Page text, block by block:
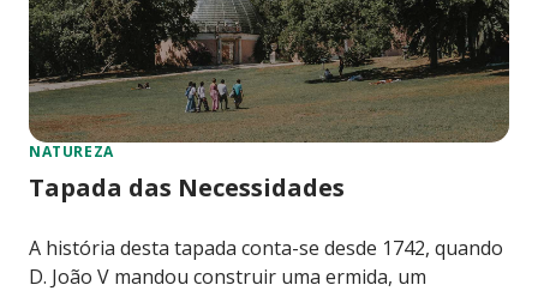
NATUREZA
Tapada das Necessidades
A história desta tapada conta-se desde 1742, quando
D. João V mandou construir uma ermida, um